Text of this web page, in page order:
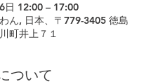
日 12:00 – 17:00
ん, 日本、〒779-3405 徳島
町井上７１
ついて